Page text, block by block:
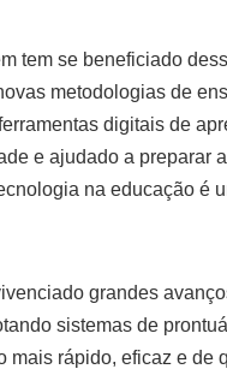
tem se beneficiado
metodologias de
digitais de
e ajudado a preparar
na educação é
grandes
sistemas de
mais rápido, eficaz e de